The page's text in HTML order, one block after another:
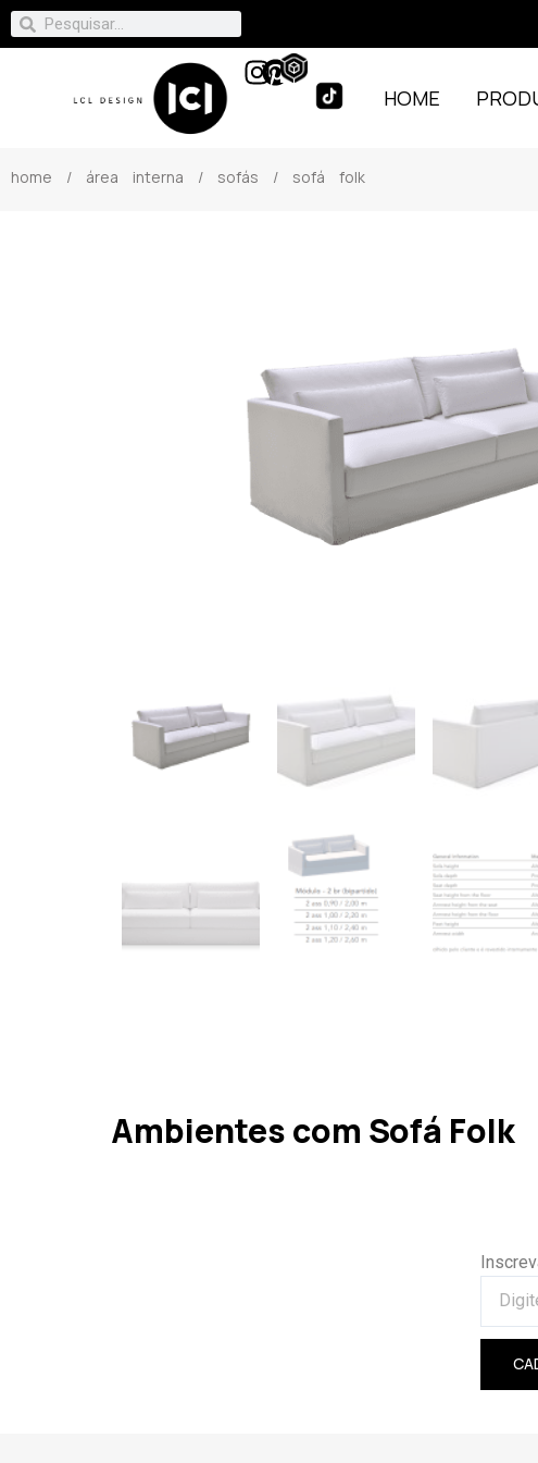
HOME
home / área interna / sofás / sofá folk
Ambientes com Sofá Folk